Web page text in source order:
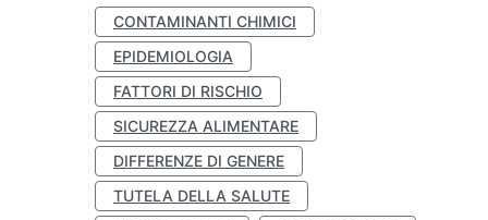
CONTAMINANTI CHIMICI
EPIDEMIOLOGIA
FATTORI DI RISCHIO
SICUREZZA ALIMENTARE
DIFFERENZE DI GENERE
TUTELA DELLA SALUTE